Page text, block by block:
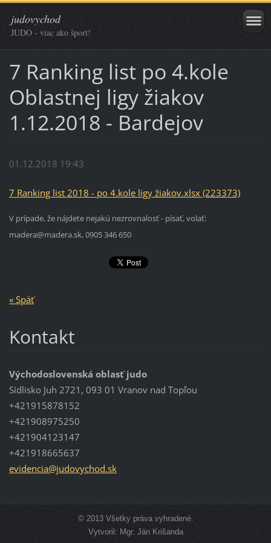
judovychod
JUDO - viac ako šport!
7 Ranking list po 4.kole
Oblastnej ligy žiakov
1.12.2018 - Bardejov
01.12.2018 19:43
7 Ranking list 2018 - po 4.kole ligy žiakov.xlsx (223373)
V prípade, že nájdete nejakú nezrovnalosť - písať, volať:
madera@madera.sk, 0905 346 650
« Späť
Kontakt
Východoslovenská oblasť judo
Sídlisko Juh 2721, 093 01 Vranov nad Topľou
+421915878152
+421908975250
+421904123147
+421918665637
evidencia@judovychod.sk
© 2013 Všetky práva vyhradené.
Vytvoril: Mgr. Ján Krišanda